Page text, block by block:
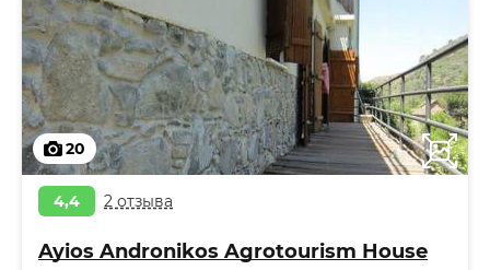
20
4,4 2 отзыва
Ayios Andronikos Agrotourism House